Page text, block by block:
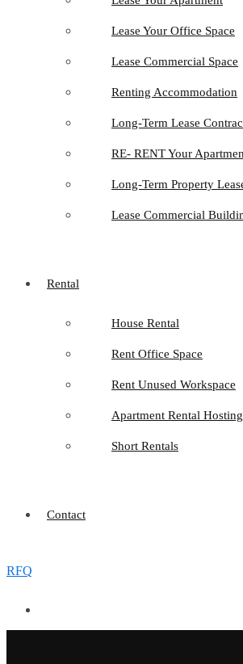
Lease Your Office Space
Lease Commercial Space
Renting Accommodation
Long-Term Lease
RE- RENT Your
Long-Term Property
Lease Commercial
Rental
House Rental
Rent Office Space
Rent Unused Workspace
Apartment Rental Hosting
Short Rentals
Contact
RFQ